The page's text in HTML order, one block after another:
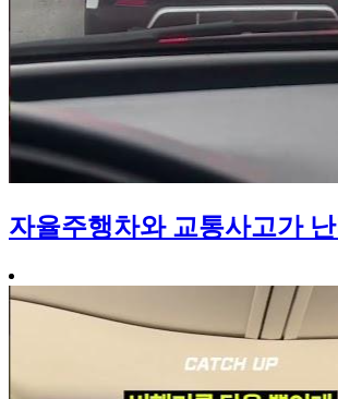
자율주행차와 교통사고가